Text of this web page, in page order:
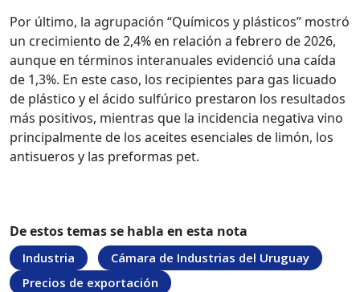
Por último, la agrupación “Químicos y plásticos” mostró
un crecimiento de 2,4% en relación a febrero de 2026,
aunque en términos interanuales evidenció una caída
de 1,3%. En este caso, los recipientes para gas licuado
de plástico y el ácido sulfúrico prestaron los resultados
más positivos, mientras que la incidencia negativa vino
principalmente de los aceites esenciales de limón, los
antisueros y las preformas pet.
De estos temas se habla en esta nota
Industria
Cámara de Industrias del Uruguay
Precios de exportación